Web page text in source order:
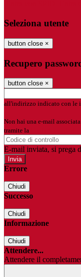
Seleziona utente
button close ×
Recupero
button close ×
all'indirizzo indicato con le
Non hai una e-mail
tramite la
E-mail inviata, si prega
Errore
Chiudi
Successo
Chiudi
Informazione
Chiudi
Attendere...
Attendere il